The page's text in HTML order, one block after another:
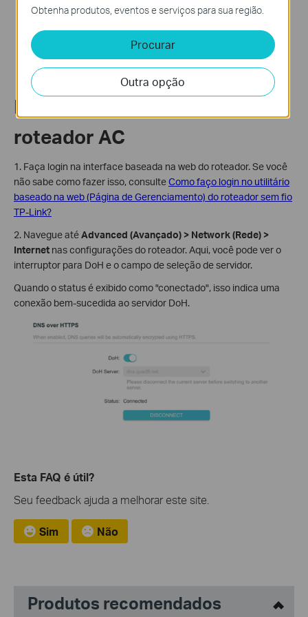
Para configurar DoH em um
roteador AC
1. Faça login na interface baseada na web do roteador. Se você
não sabe como fazer isso, consulteComo faço login no utilitário
baseado na web (Página de Gerenciamento) do roteador sem fio
TP-Link?
2. Navegue atéAdvanced (Avançado) > Network (Rede) >
Internet nas configurações do roteador. Aqui, você pode ver o
interruptor para DoH e o campo de seleção de servidor.
Quando o status é exibido como "conectado", isso indica uma
conexão bem-sucedida ao servidor DoH.
Esta FAQ é útil?
Seu feedback ajuda a melhorar este site.
Sim Não
Produtos recomendados
Obtenha produtos, eventos e serviços para sua região.
Procurar
Outra opção